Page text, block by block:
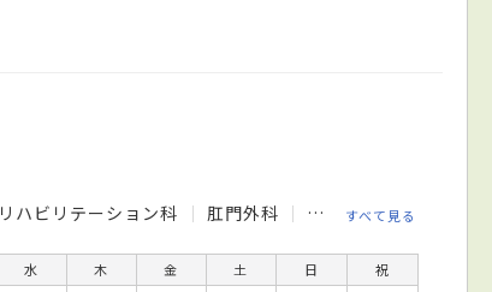
リハビリテーション科 肛門外科 小児外科 糖尿病内科
すべて見る
水 木 金 土 日
祝